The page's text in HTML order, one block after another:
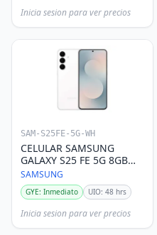
Inicia sesion para ver precios
SAM-S25FE-5G-WH
CELULAR SAMSUNG
GALAXY S25 FE 5G 8GB
256GB BLANCO
SAMSUNG
GYE: Inmediato UIO: 48 hrs
Inicia sesion para ver precios